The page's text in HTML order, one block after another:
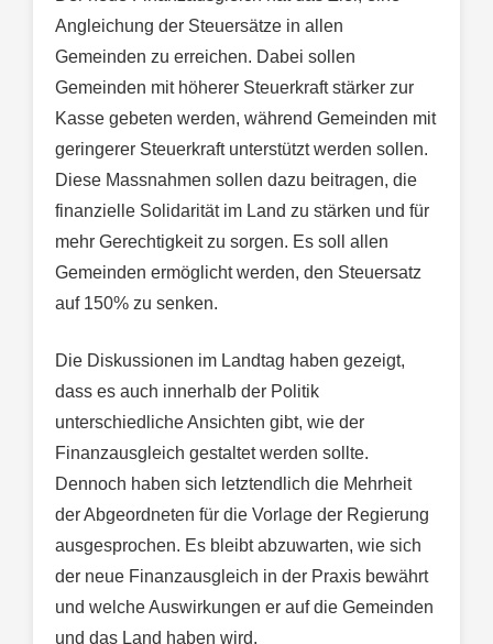
Angleichung der Steuersätze in allen
Gemeinden zu erreichen. Dabei sollen
Gemeinden mit höherer Steuerkraft stärker zur
Kasse gebeten werden, während Gemeinden mit
geringerer Steuerkraft unterstützt werden sollen.
Diese Massnahmen sollen dazu beitragen, die
finanzielle Solidarität im Land zu stärken und für
mehr Gerechtigkeit zu sorgen. Es soll allen
Gemeinden ermöglicht werden, den Steuersatz
auf 150% zu senken.
Die Diskussionen im Landtag haben gezeigt,
dass es auch innerhalb der Politik
unterschiedliche Ansichten gibt, wie der
Finanzausgleich gestaltet werden sollte.
Dennoch haben sich letztendlich die Mehrheit
der Abgeordneten für die Vorlage der Regierung
ausgesprochen. Es bleibt abzuwarten, wie sich
der neue Finanzausgleich in der Praxis bewährt
und welche Auswirkungen er auf die Gemeinden
und das Land haben wird.